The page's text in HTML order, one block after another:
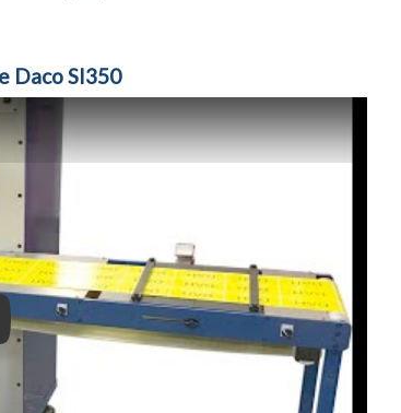
Daco SI350
cu tăiere longitudinală / inspecție Daco SI350